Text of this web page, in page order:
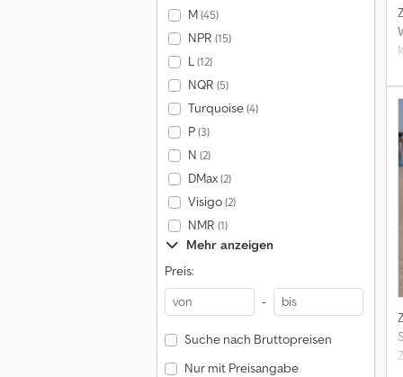
M(45)
NPR (15)
L(12)
NQR (5)
Turquoise(4)
P(3)
N (2)
DMax(2)
Visigo(2)
NMR (1)
Mehr anzeigen
Preis:
-
Suche nach Bruttopreisen
Nur mit Preisangabe